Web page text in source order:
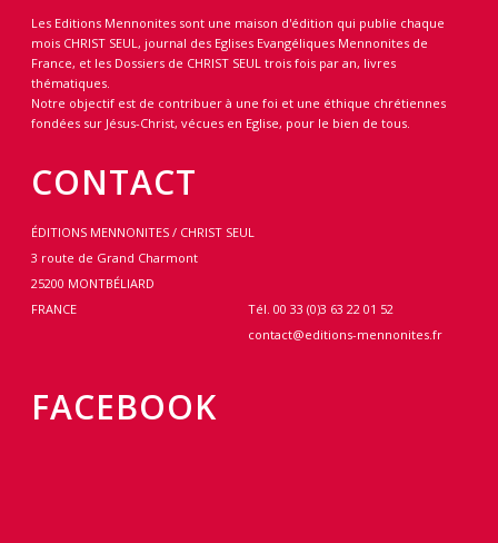
Les Editions Mennonites sont une maison d'édition qui publie chaque
mois CHRIST SEUL, journal des Eglises Evangéliques Mennonites de
France, et les Dossiers de CHRIST SEUL trois fois par an, livres
thématiques.
Notre objectif est de contribuer à une foi et une éthique chrétiennes
fondées sur Jésus-Christ, vécues en Eglise, pour le bien de tous.
CONTACT
ÉDITIONS MENNONITES / CHRIST SEUL
3 route de Grand Charmont
25200 MONTBÉLIARD
FRANCE
Tél. 00 33 (0)3 63 22 01 52
contact@editions-mennonites.fr
FACEBOOK